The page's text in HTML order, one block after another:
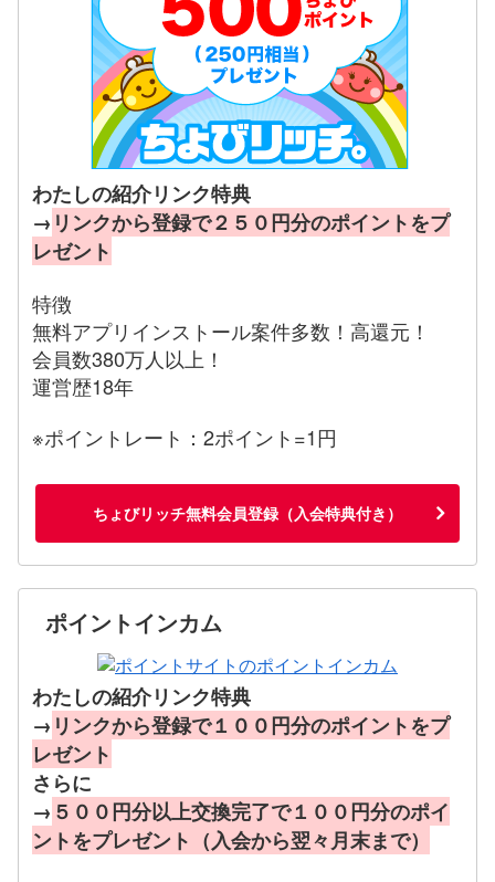
わたしの紹介リンク特典
→ リンクから登録で２５０円分のポイントをプ
レゼント
特徴
無料アプリインストール案件多数！高還元！
会員数380万人以上！
運営歴18年
※ポイントレート：2ポイント=1円
ちょびリッチ無料会員登録（入会特典付き）
ポイントインカム
わたしの紹介リンク特典
→ リンクから登録で１００円分のポイントをプ
レゼント
さらに
→ ５００円分以上交換完了で１００円分のポイ
ントをプレゼント（入会から翌々月末まで）